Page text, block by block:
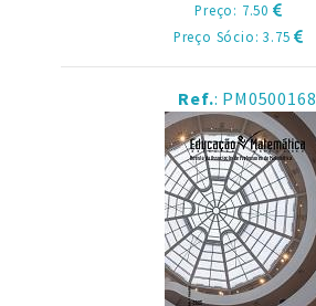
Preço: 7.50
Preço Sócio: 3.75
Ref.: PM0500168